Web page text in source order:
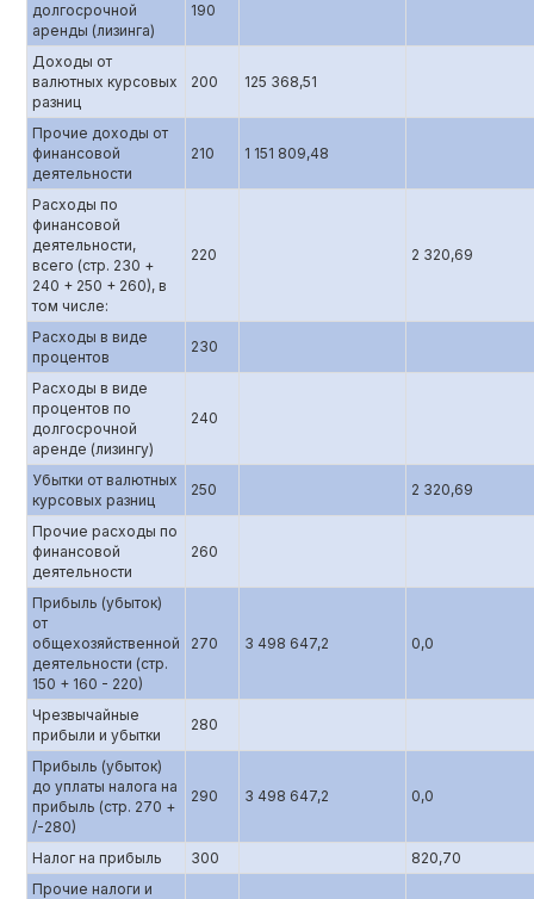
долгосрочной
аренды (лизинга)
190
Доходы от
валютных курсовых
разниц
200 125 368,51
Прочие доходы от
финансовой
деятельности
210 1 151 809,48
Расходы по
финансовой
деятельности,
всего (стр. 230 +
240 + 250 + 260), в
том числе:
220 2 320,69
Расходы в виде
процентов
230
Расходы в виде
процентов по
долгосрочной
аренде (лизингу)
240
Убытки от валютных
курсовых разниц
250 2 320,69
Прочие расходы по
финансовой
деятельности
260
Прибыль (убыток)
от
общехозяйственной
деятельности (стр.
150 + 160 - 220)
270 3 498 647,2 0,0
Чрезвычайные
прибыли и убытки
280
Прибыль (убыток)
до уплаты налога на
прибыль (стр. 270 +
/-280)
290 3 498 647,2 0,0
Налог на прибыль 300
820,70
Прочие налоги и